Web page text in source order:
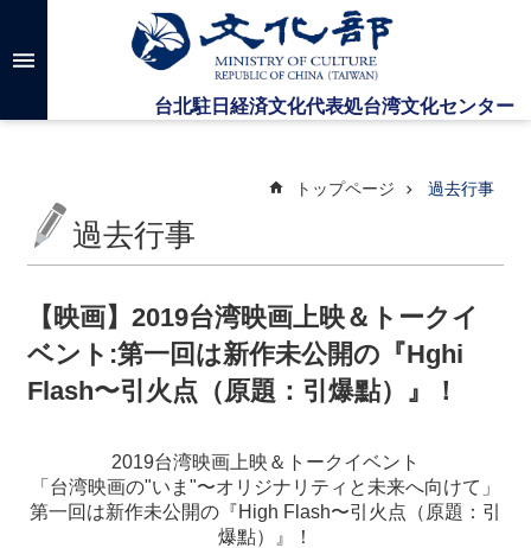
メインのコンテンツブロックにジャンプします
高
検
台
セ
タ
い
て
トップページ 過去行事
過去行事
【映画】2019台湾映画上映＆トークイ
ベント:第一回は新作未公開の『Hghi
Flash〜引火点（原題：引爆點）』！
2019台湾映画上映＆トークイベント
「台湾映画の"いま "〜オリジナリティと未来へ向けて」
第一回は新作未公開の『High Flash〜引火点（原題：引
爆點）』！